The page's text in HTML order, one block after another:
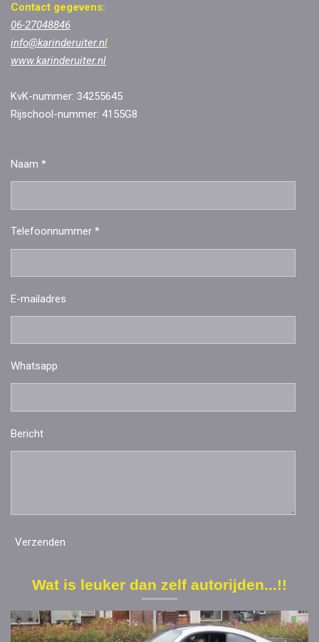
Contact gegevens:
06-27048846
info@karinderuiter.nl
www.karinderuiter.nl
KvK-nummer: 34255645
Rijschool-nummer: 4155G8
Naam *
Telefoonnummer *
E-mailadres
Whatsapp
Bericht
Verzenden
Wat is leuker dan zelf autorijden...!!